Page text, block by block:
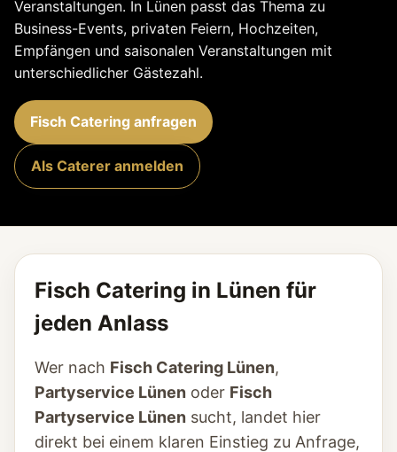
Veranstaltungen. In Lünen passt das Thema zu
Business-Events, privaten Feiern, Hochzeiten,
Empfängen und saisonalen Veranstaltungen mit
unterschiedlicher Gästezahl.
Fisch Catering anfragen
Als Caterer anmelden
Fisch Catering in Lünen für
jeden Anlass
Wer nach Fisch Catering Lünen,
Partyservice Lünen oder Fisch
Partyservice Lünen sucht, landet hier
direkt bei einem klaren Einstieg zu Anfrage,